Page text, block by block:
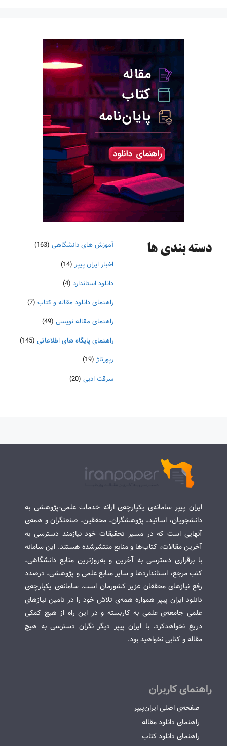
دسته‌ بندی ها آموزش های دانشگاهی (163)
اخبار ایران پیپر (14)
دانلود استاندارد (4)
راهنمای دانلود مقاله و کتاب (7)
راهنمای مقاله نویسی (49)
راهنمای پایگاه های اطلاعاتی (145)
رپورتاژ (19)
سرقت ادبی (20)
ایران پیپر سامانه‌ی یکپارچه‌ی ارائه خدمات علمی-پژوهشی به
دانشجویان، اساتید، پژوهشگران، محققین، صنعتگران و همه‌ی
آنهایی است که در مسیر تحقیقات خود نیازمند دسترسی به
آخرین مقالات، کتاب‌ها و منابع منتشرشده هستند. این سامانه
با برقراری دسترسی به آخرین و به‌روزترین منابع دانشگاهی،
کتب مرجع، استانداردها و سایر منابع علمی و پژوهشی، درصدد
رفع نیازهای محققان عزیز کشورمان است. سامانه‌ی یکپارچه‌ی
دانلود ایران پیپر همواره همه‌ی تلاش خود را در تامین نیازهای
علمی جامعه‌ی علمی به کاربسته و در این راه از هیچ کمکی
دریغ نخواهدکرد. با ایران پیپر دیگر نگران دسترسی به هیچ
مقاله و کتابی نخواهید بود.
راهنمای کاربران
صفحه‌ی اصلی ایران‌پیپر
راهنمای دانلود مقاله
راهنمای دانلود کتاب